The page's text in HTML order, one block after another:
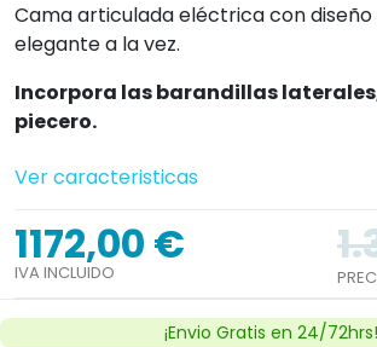
Cama articulada eléctrica con
elegante a la vez.
Incorpora las barandillas
piecero.
Ver caracteristicas
1172,00 €
IVA INCLUIDO
¡Envio Gratis en 24/72hrs!